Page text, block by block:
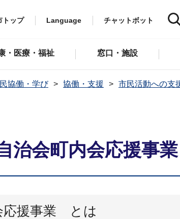
トップ Language チャットボット
・医療・福祉 窓口・施設
協働・学び 協働・支援
市民活動への支
会町内会応援事業
応援事業 とは